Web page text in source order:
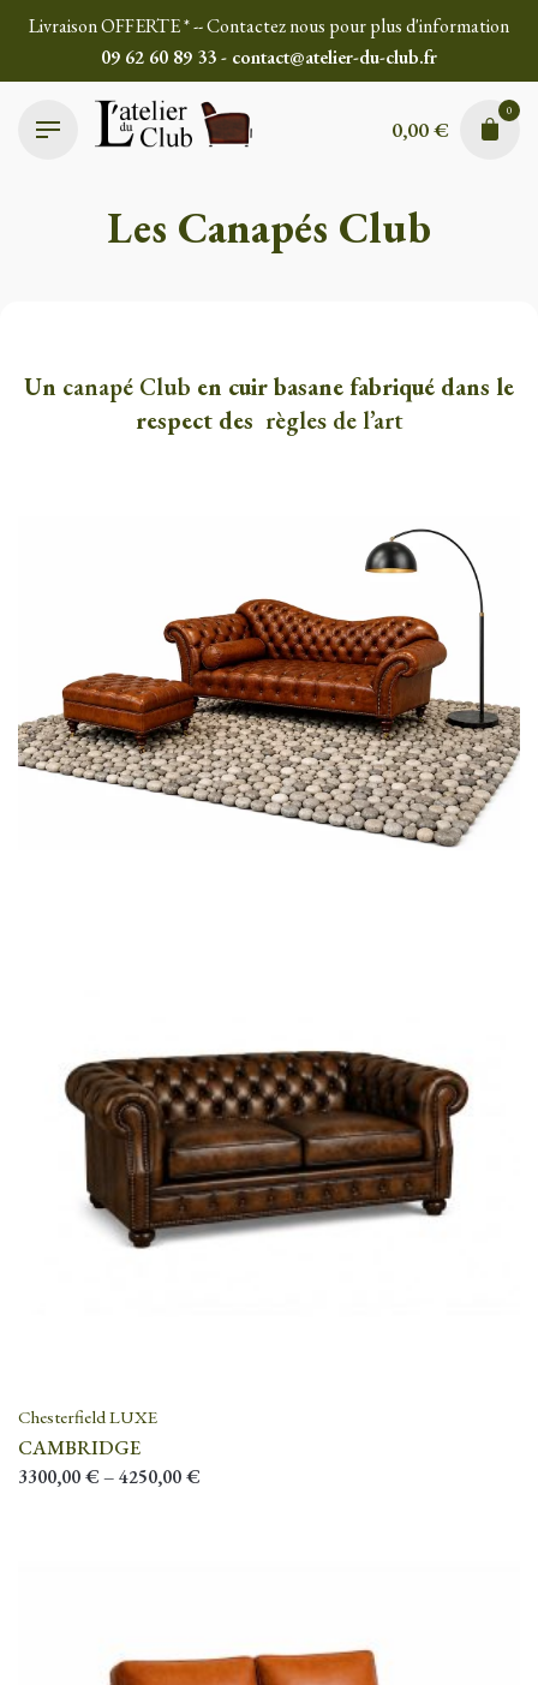
Livraison OFFERTE * -- Contactez nous pour plus d'information
09 62 60 89 33 - contact@atelier-du-club.fr
0,00€
0
Les Canapés Club
Un canapé Club en cuir basane fabriqué dans le
respect des règles de l’art
Chesterfield LUXE
CAMBRIDGE
3300,00€–4250,00€